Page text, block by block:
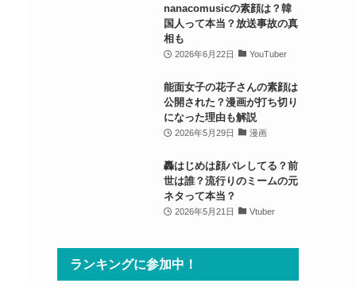
nanacomusicの素顔は？韓
国人って本当？放送事故の真
相も
2026年6月22日 YouTuber
能面女子の花子さんの素顔は
公開された？漫画が打ち切り
になった理由も解説
2026年5月29日 漫画
轟はじめは顔バレしてる？前
世は誰？流行りのミームの元
ネタって本当？
2026年5月21日 Vtuber
ランキングに参加中！